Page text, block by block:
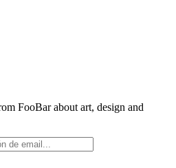
FooBar about art, design and